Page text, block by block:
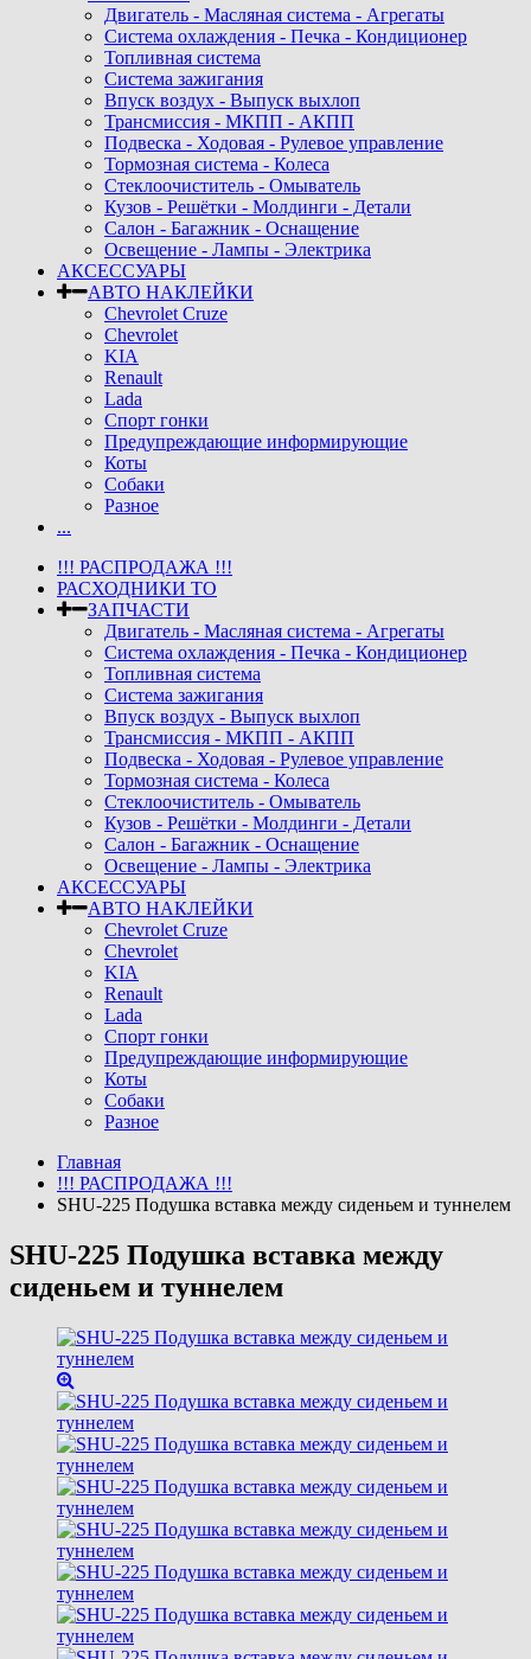
Двигатель - Масляная система - Агрегаты
Система охлаждения - Печка - Кондиционер
Топливная система
Система зажигания
Впуск воздух - Выпуск выхлоп
Трансмиссия - МКПП - АКПП
Подвеска - Ходовая - Рулевое управление
Тормозная система - Колеса
Стеклоочиститель - Омыватель
Кузов - Решётки - Молдинги - Детали
Салон - Багажник - Оснащение
Освещение - Лампы - Электрика
АКСЕССУАРЫ
АВТО НАКЛЕЙКИ
Chevrolet Cruze
Chevrolet
KIA
Renault
Lada
Спорт гонки
Предупреждающие информирующие
Коты
Собаки
Разное
...
!!! РАСПРОДАЖА !!!
РАСХОДНИКИ ТО
ЗАПЧАСТИ
Двигатель - Масляная система - Агрегаты
Система охлаждения - Печка - Кондиционер
Топливная система
Система зажигания
Впуск воздух - Выпуск выхлоп
Трансмиссия - МКПП - АКПП
Подвеска - Ходовая - Рулевое управление
Тормозная система - Колеса
Стеклоочиститель - Омыватель
Кузов - Решётки - Молдинги - Детали
Салон - Багажник - Оснащение
Освещение - Лампы - Электрика
АКСЕССУАРЫ
АВТО НАКЛЕЙКИ
Chevrolet Cruze
Chevrolet
KIA
Renault
Lada
Спорт гонки
Предупреждающие информирующие
Коты
Собаки
Разное
Главная
!!! РАСПРОДАЖА !!!
SHU-225 Подушка вставка между сиденьем и туннелем
SHU-225 Подушка вставка между
сиденьем и туннелем